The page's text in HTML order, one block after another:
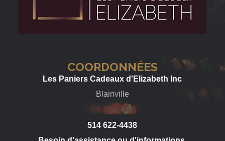
COORDONNÉES
Les Paniers Cadeaux d'Elizabeth Inc
Blainville
514 622-4438